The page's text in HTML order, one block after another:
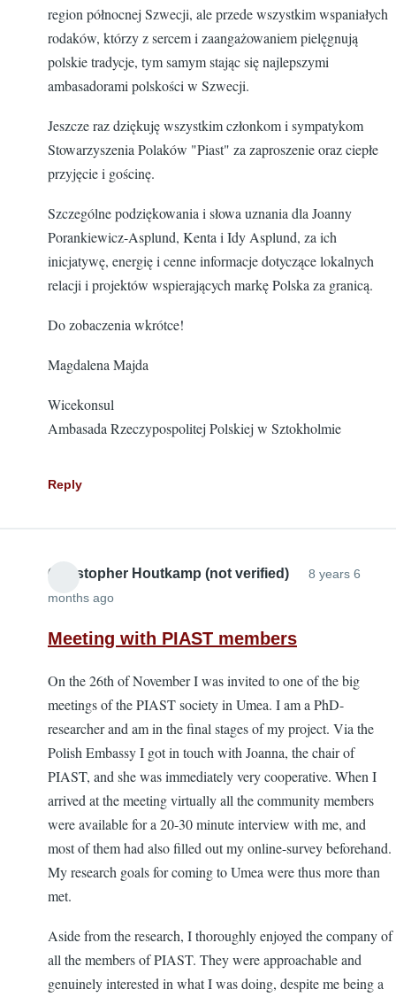
region północnej Szwecji, ale przede wszystkim wspaniałych
rodaków, którzy z sercem i zaangażowaniem pielęgnują
polskie tradycje, tym samym stając się najlepszymi
ambasadorami polskości w Szwecji.
Jeszcze raz dziękuję wszystkim członkom i sympatykom
Stowarzyszenia Polaków "Piast" za zaproszenie oraz ciepłe
przyjęcie i gościnę.
Szczególne podziękowania i słowa uznania dla Joanny
Porankiewicz-Asplund, Kenta i Idy Asplund, za ich
inicjatywę, energię i cenne informacje dotyczące lokalnych
relacji i projektów wspierających markę Polska za granicą.
Do zobaczenia wkrótce!
Magdalena Majda
Wicekonsul
Ambasada Rzeczypospolitej Polskiej w Sztokholmie
Reply
Christopher Houtkamp (not verified)
8 years 6
months ago
Meeting with PIAST members
On the 26th of November I was invited to one of the big
meetings of the PIAST society in Umea. I am a PhD-
researcher and am in the final stages of my project. Via the
Polish Embassy I got in touch with Joanna, the chair of
PIAST, and she was immediately very cooperative. When I
arrived at the meeting virtually all the community members
were available for a 20-30 minute interview with me, and
most of them had also filled out my online-survey beforehand.
My research goals for coming to Umea were thus more than
met.
Aside from the research, I thoroughly enjoyed the company of
all the members of PIAST. They were approachable and
genuinely interested in what I was doing, despite me being a